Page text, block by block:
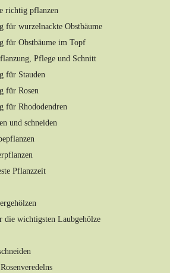
richtig pflanzen
für wurzelnackte Obstbäume
für Obstbäume im Topf
Pflege und Schnitt
für Stauden
für Rosen
für Rhododendren
und schneiden
Pflanzzeit
die wichtigsten Laubgehölze